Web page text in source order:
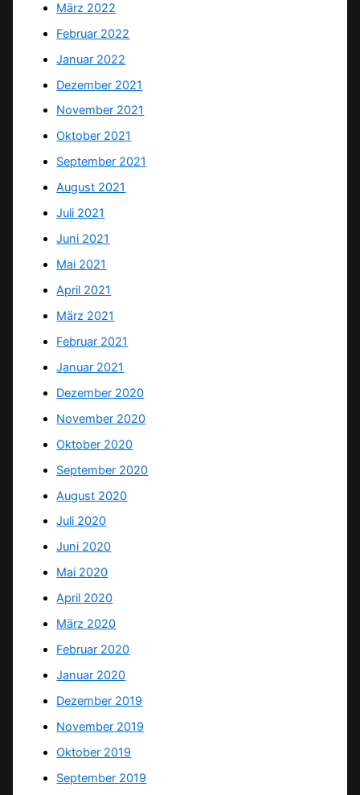
März 2022
Februar 2022
Januar 2022
Dezember 2021
November 2021
Oktober 2021
September 2021
August 2021
Juli 2021
Juni 2021
Mai 2021
April 2021
März 2021
Februar 2021
Januar 2021
Dezember 2020
November 2020
Oktober 2020
September 2020
August 2020
Juli 2020
Juni 2020
Mai 2020
April 2020
März 2020
Februar 2020
Januar 2020
Dezember 2019
November 2019
Oktober 2019
September 2019